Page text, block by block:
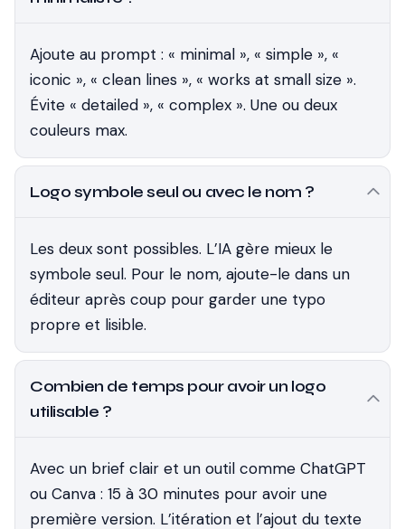
Ajoute au prompt : « minimal », « simple », «
iconic », « clean lines », « works at small size ».
Évite « detailed », « complex ». Une ou deux
couleurs max.
Logo symbole seul ou avec le nom ?
Les deux sont possibles. L’IA gère mieux le
symbole seul. Pour le nom, ajoute-le dans un
éditeur après coup pour garder une typo
propre et lisible.
Combien de temps pour avoir un logo
utilisable ?
Avec un brief clair et un outil comme ChatGPT
ou Canva : 15 à 30 minutes pour avoir une
première version. L’itération et l’ajout du texte